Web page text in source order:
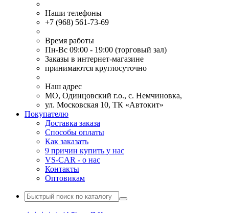
Наши телефоны
+7 (968) 561-73-69
Время работы
Пн-Вс 09:00 - 19:00 (торговый зал)
Заказы в интернет-магазине
принимаются круглосуточно
Наш адрес
МО, Одинцовский г.о., с. Немчиновка,
ул. Московская 10, ТК «Автокит»
Покупателю
Доставка заказа
Способы оплаты
Как заказать
9 причин купить у нас
VS-CAR - о нас
Контакты
Оптовикам